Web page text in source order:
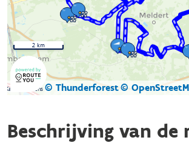
Kaartgegevens © Thunderforest©
2 km
Beschrijving van de